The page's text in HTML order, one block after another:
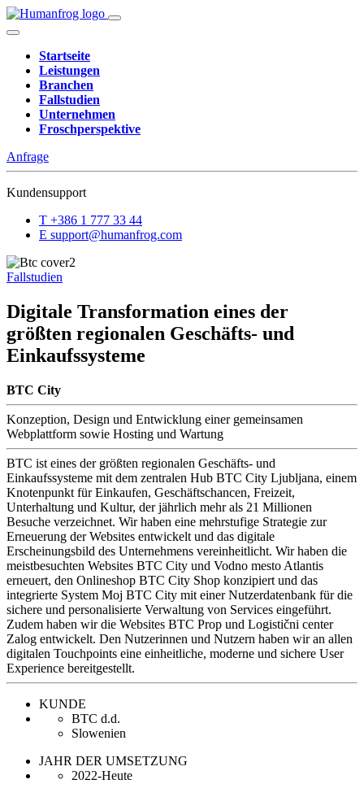
Startseite
Leistungen
Branchen
Fallstudien
Unternehmen
Froschperspektive
Anfrage
Kundensupport
T +386 1 777 33 44
E support@humanfrog.com
Fallstudien
Digitale Transformation eines der
größten regionalen Geschäfts- und
Einkaufssysteme
BTC City
Konzeption, Design und Entwicklung einer gemeinsamen
Webplattform sowie Hosting und Wartung
BTC ist eines der größten regionalen Geschäfts- und
Einkaufssysteme mit dem zentralen Hub BTC City Ljubljana, einem
Knotenpunkt für Einkaufen, Geschäftschancen, Freizeit,
Unterhaltung und Kultur, der jährlich mehr als 21 Millionen
Besuche verzeichnet. Wir haben eine mehrstufige Strategie zur
Erneuerung der Websites entwickelt und das digitale
Erscheinungsbild des Unternehmens vereinheitlicht. Wir haben die
meistbesuchten Websites BTC City und Vodno mesto Atlantis
erneuert, den Onlineshop BTC City Shop konzipiert und das
integrierte System Moj BTC City mit einer Nutzerdatenbank für die
sichere und personalisierte Verwaltung von Services eingeführt.
Zudem haben wir die Websites BTC Prop und Logistični center
Zalog entwickelt. Den Nutzerinnen und Nutzern haben wir an allen
digitalen Touchpoints eine einheitliche, moderne und sichere User
Experience bereitgestellt.
KUNDE
BTC d.d.
Slowenien
JAHR DER UMSETZUNG
2022-Heute